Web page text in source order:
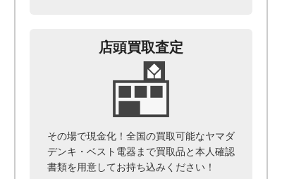
店頭買取査定
その場で現金化！全国の買取可能なヤマダ
デンキ・ベスト電器まで買取品と本人確認
書類を用意してお持ち込みください！